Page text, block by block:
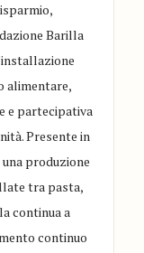
Barilla
alimentare,
e partecipativa
Presente in
produzione
tra pasta,
continua a
continuo